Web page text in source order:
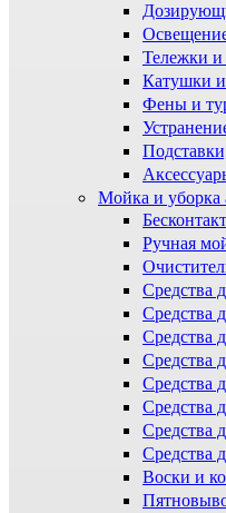
Тележки и
Катушки
Фены и
Мойка и уборка
Ручная
Средства
Средства
Средства
Средства
Средства
Средства
Средства
Средства
Воски и